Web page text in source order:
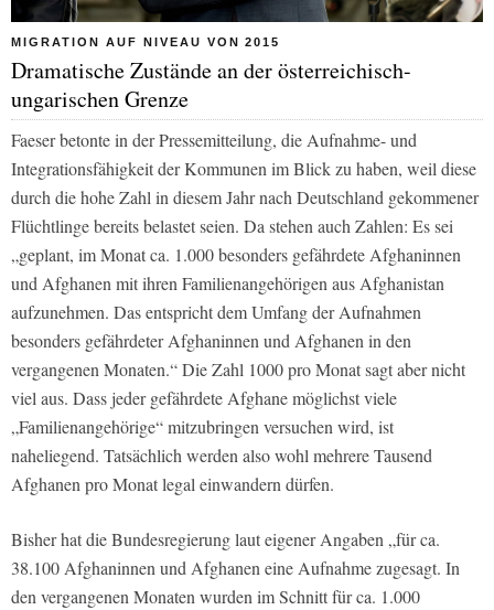
MIGRATION AUF NIVEAU VON 2015
Dramatische Zustände an der österreichisch-
ungarischen Grenze
Faeser betonte in der Pressemitteilung, die Aufnahme- und
Integrationsfähigkeit der Kommunen im Blick zu haben, weil diese
durch die hohe Zahl in diesem Jahr nach Deutschland gekommener
Flüchtlinge bereits belastet seien. Da stehen auch Zahlen: Es sei
„geplant, im Monat ca. 1.000 besonders gefährdete Afghaninnen
und Afghanen mit ihren Familienangehörigen aus Afghanistan
aufzunehmen. Das entspricht dem Umfang der Aufnahmen
besonders gefährdeter Afghaninnen und Afghanen in den
vergangenen Monaten.“ Die Zahl 1000 pro Monat sagt aber nicht
viel aus. Dass jeder gefährdete Afghane möglichst viele
„Familienangehörige“ mitzubringen versuchen wird, ist
naheliegend. Tatsächlich werden also wohl mehrere Tausend
Afghanen pro Monat legal einwandern dürfen.
Bisher hat die Bundesregierung laut eigener Angaben „für ca.
38.100 Afghaninnen und Afghanen eine Aufnahme zugesagt. In
den vergangenen Monaten wurden im Schnitt für ca. 1.000